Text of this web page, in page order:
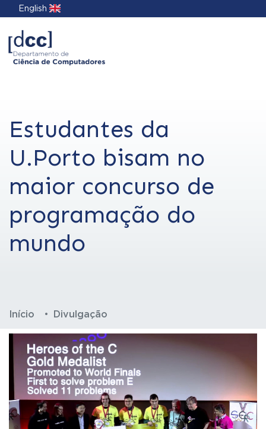
English
Estudantes da
U.Porto bisam no
maior concurso de
programação do
mundo
Início Divulgação